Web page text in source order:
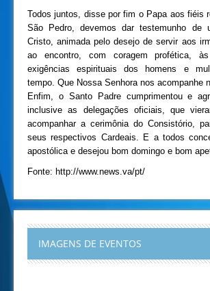
Todos juntos, disse por fim o Papa aos fiéis
São Pedro, devemos dar testemunho de
Cristo, animada pelo desejo de servir aos
ao encontro, com coragem profética,
exigências espirituais dos homens e
tempo. Que Nossa Senhora nos acompanhe
Enfim, o Santo Padre cumprimentou e
inclusive as delegações oficiais, que
acompanhar a cerimônia do Consistório,
seus respectivos Cardeais. E a todos
apostólica e desejou bom domingo e bom
Fonte: http://www.news.va/pt/
IMAGENS DE EVENTOS